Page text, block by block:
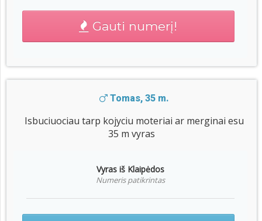
Gauti numerį!
Tomas, 35 m.
Isbuciuociau tarp kojyciu moteriai ar merginai esu
35 m vyras
Vyras iš Klaipėdos
Numeris patikrintas